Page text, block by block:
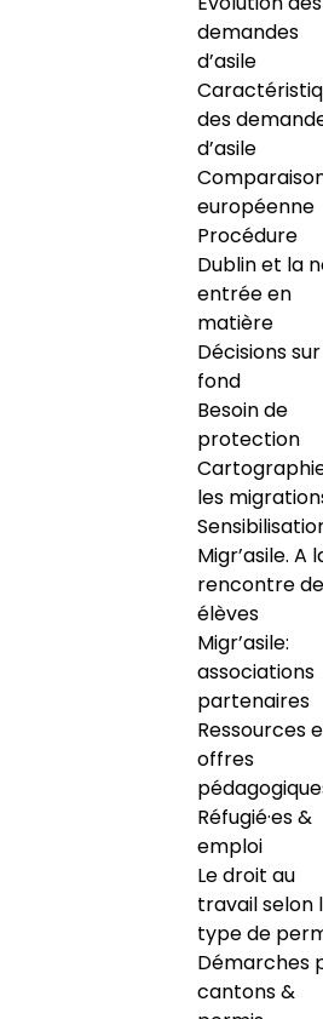
demandes
d’asile
des
d’asile
européenne
Procédure
Dublin et la
entrée en
matière
Décisions
fond
Besoin de
protection
les
Migr’asile. A
rencontre
élèves
Migr’asile:
associations
partenaires
Ressources
offres
Réfugié·es &
emploi
Le droit au
travail selon
type de
Démarches
cantons &